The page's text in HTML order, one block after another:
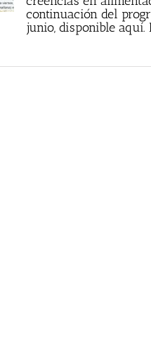
continuación del
junio, disponible aquí.